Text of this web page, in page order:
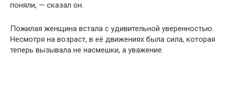
поняли, — сказал он.
Пожилая женщина встала с удивительной уверенностью.
Несмотря на возраст, в её движениях была сила, которая
теперь вызывала не насмешки, а уважение.